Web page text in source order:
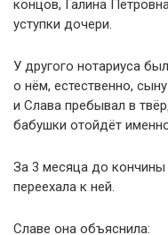
концов, Галина
уступки дочери.
У другого нотариуса
о нём, естественно,
и Слава пребывал в
бабушки отойдёт
За 3 месяца до кончины
переехала к ней.
Славе она объяснила: